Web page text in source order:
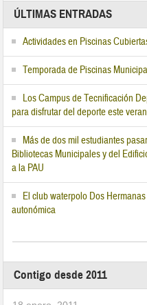
ÚLTIMAS ENTRADAS
Actividades en Piscinas
Temporada de Piscinas
Los Campus de Tecnificación
para disfrutar del deporte este
Más de dos mil estudiantes
Bibliotecas Municipales y del
a la PAU
El club waterpolo Dos
autonómica
Contigo desde 2011
18 enero, 2011